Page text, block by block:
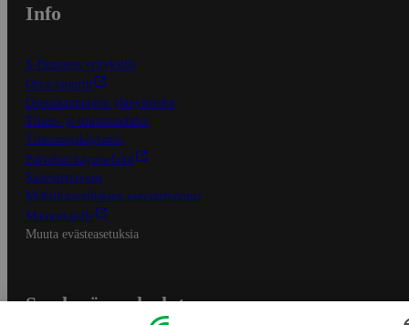
Info
S-Business yrityksille
Oiva-raportit
Osuuskauppojen yhteystiedot
Tilaus- ja toimitusehdot
Tietosuojakäytäntö
Palvelun käyttöehdot
Saavutettavuus
Mobiilisovelluksen saavutettavuus
Mainostajalle
Muuta evästeasetuksia
S-ryhmän palvelut